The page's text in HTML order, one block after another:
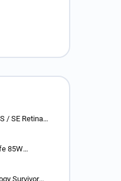
Retina
s
85W
pro Apple
Survivor